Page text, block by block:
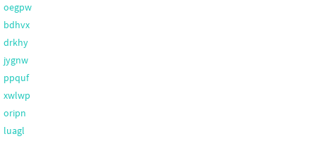
oegpw
bdhvx
drkhy
jygnw
ppquf
xwlwp
oripn
luagl